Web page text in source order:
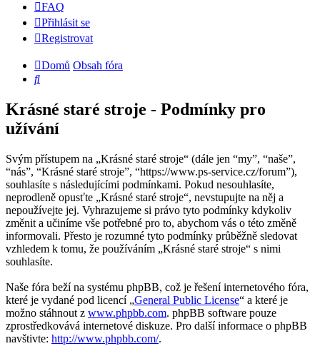
FAQ
Přihlásit se
Registrovat
Domů Obsah fóra
Hledat
Krásné staré stroje - Podmínky pro
užívání
Svým přístupem na „Krásné staré stroje“ (dále jen “my”, “naše”,
“nás”, “Krásné staré stroje”, “https://www.ps-service.cz/forum”),
souhlasíte s následujícími podmínkami. Pokud nesouhlasíte,
neprodleně opusťte „Krásné staré stroje“, nevstupujte na něj a
nepoužívejte jej. Vyhrazujeme si právo tyto podmínky kdykoliv
změnit a učiníme vše potřebné pro to, abychom vás o této změně
informovali. Přesto je rozumné tyto podmínky průběžně sledovat
vzhledem k tomu, že používáním „Krásné staré stroje“ s nimi
souhlasíte.
Naše fóra beží na systému phpBB, což je řešení internetového fóra,
které je vydané pod licencí „General Public License“ a které je
možno stáhnout z www.phpbb.com. phpBB software pouze
zprostředkovává internetové diskuze. Pro další informace o phpBB
navštivte: http://www.phpbb.com/.